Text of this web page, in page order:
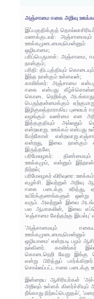
அஞ்சாமை ஈகை அறிவு
இப்பகுதிக்குத்
மணக்குடவர்: அஞ்சாமையும்
ஒழியாமை;
பரிப்பெருமாள்: அஞ்சாமை,
நான்கும்;
பரிதி: திடபுத்தியும்
இந்த நான்கும் உள்ளவன்;
காலிங்கர்: அஞ்சாமை
ஈகை என்பது கீழ்ச்சொன்ன
கொடை நெறிக்கு
பெருந்தன்மைக்கும்
இழிகுலத்தாராகிய
வழங்கும் வண்மை என
இத்தகுதியும் அல்லதும்
என்றவாறு. ஊக்கம் என்பது
மேற்கோள்
என்றது, இவை நான்கும்
இருத்தலே;
பரிமேலழகர்:
ஊக்கமும், என்னும்
நிற்றல்;
பரிமேலழகர் விரிவுரை:
எழுச்சி. இவற்றுள் அறிவு
ஈகை படைக்கு உரித்து,
உயிர்க்குணங்களுள்
வரும். அவற்றுள் இவை
பல ஆமாகலின், இவை
'எஞ்சாமை வேந்தற்கு இயல்பு'
'அஞ்சாமையும்
ஒழியாமை' என்றபடி பழம்
நல்கினர். காலிங்கர்
கொடைநெறி வேறு இங்கு
என்று பிரித்துப்
சொல்லப்பட்ட ஈகை படைக்கு
இன்றைய ஆசிரியர்கள்
அறிவும் உள்ளக்
நீங்காது நிற்கப்பெறுதல்',